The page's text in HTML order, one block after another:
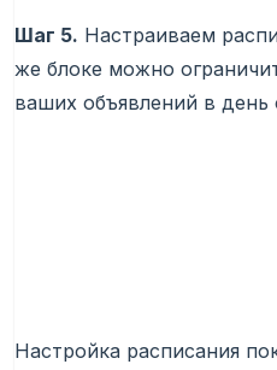
Шаг 5. Настраиваем
же блоке можно
ваших объявлений в
Настройка расписания